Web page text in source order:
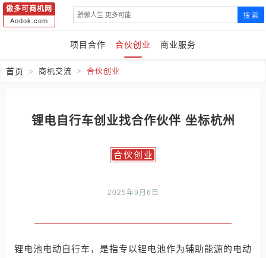
傲多可商机网
Aodok.com
搜 索
项目合作 合伙创业 商业服务
首页 商机交流 合伙创业
锂电自行车创业找合作伙伴 坐标杭州
合伙创业
2025年9月6日
锂电池电动自行车，是指专以锂电池作为辅助能源的电动